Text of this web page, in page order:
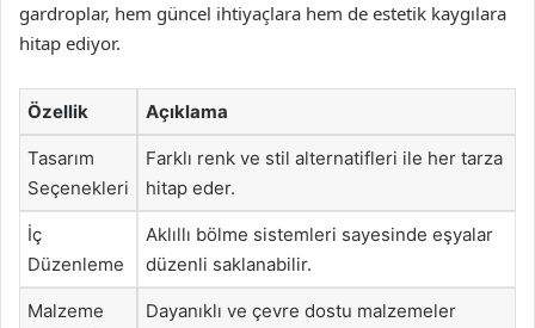
gardroplar, hem güncel ihtiyaçlara hem de estetik kaygılara
hitap ediyor.
Özellik Açıklama
Tasarım
Seçenekleri
Farklı renk ve stil alternatifleri ile her tarza
hitap eder.
İç
Düzenleme
Aklıllı bölme sistemleri sayesinde eşyalar
düzenli saklanabilir.
Malzeme
Dayanıklı ve çevre dostu malzemeler